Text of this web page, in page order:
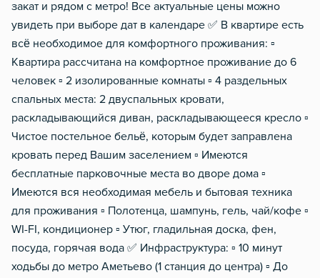
Мобильный интернет 3g/
Газовый водонагреватель
закат и рядом с метро! Все актуальные цены можно
увидеть при выборе дат в календаре ✅ В квартире есть
всё необходимое для комфортного проживания: ▫️
Квартира рассчитана на комфортное проживание до 6
человек ▫️ 2 изолированные комнаты ▫️ 4 раздельных
спальных места: 2 двуспальных кровати,
раскладывающийся диван, раскладывающееся кресло ▫️
Чистое постельное бельё, которым будет заправлена
кровать перед Вашим заселением ▫️ Имеются
бесплатные парковочные места во дворе дома ▫️
Имеются вся необходимая мебель и бытовая техника
для проживания ▫️ Полотенца, шампунь, гель, чай/кофе ▫️
WI-FI, кондиционер ▫️ Утюг, гладильная доска, фен,
посуда, горячая вода ✅ Инфраструктура: ▫️ 10 минут
ходьбы до метро Аметьево (1 станция до центра) ▫️ До